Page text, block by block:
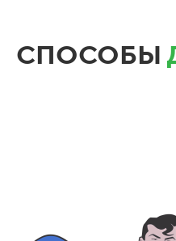
СПОСОБЫ